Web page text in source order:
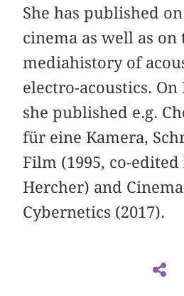
She has published
cinema as well as on
mediahistory of
electro-acoustics. On
she published e.g.
für eine Kamera,
Film (1995, co-edited
Hercher) and
Cybernetics (2017).